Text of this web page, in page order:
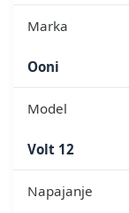
Marka
Ooni
Model
Volt 12
Napajanje